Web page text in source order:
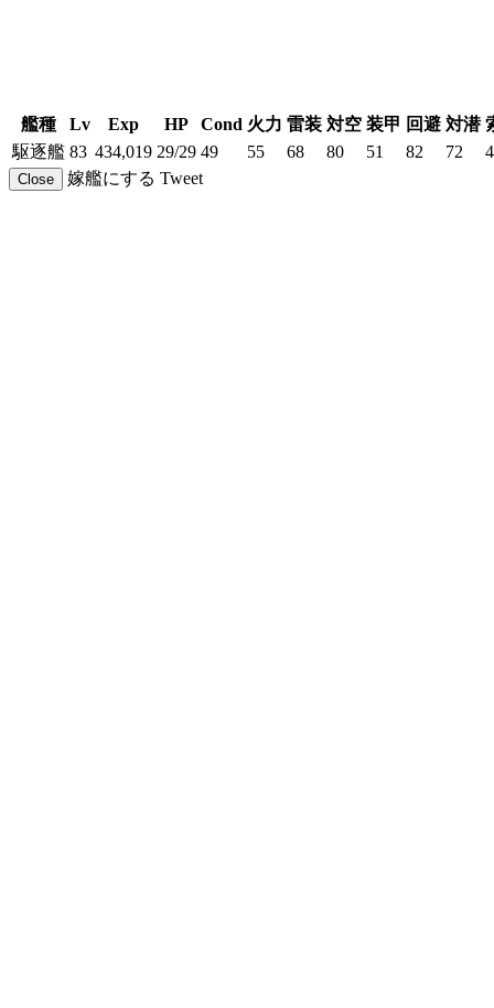
艦種 Lv Exp HP Cond 火力 雷装 対空 装甲 回避 対潜
駆逐艦 83 434,019 29/29 49 55 68 80 51 82 72
Close 嫁艦にする Tweet